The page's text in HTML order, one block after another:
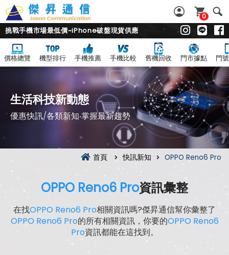
0
挑戰手機市場最低價~iPhone破盤現貨供應
價格總覽 機型排行 手機推薦 手機比較 舊機回收 門市據點 門
生活科技新動態
優惠快訊/各類新知‧掌握最新趨勢
首頁 快訊新知 OPPO Reno6 Pro
OPPO Reno6 Pro資訊彙整
在找OPPO Reno6 Pro相關資訊嗎?傑昇通信幫你彙整了
OPPO Reno6 Pro的所有相關資訊，你要的OPPO Reno6
Pro資訊都能在這找到。